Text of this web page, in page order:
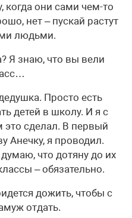
когда они сами чем-то
нет – пускай растут
людьми.
Я знаю, что вы вели
Просто есть
детей в школу. И я с
сделал. В первый
Анечку, я проводил.
что дотяну до их
– обязательно.
дожить, чтобы с
отдать.